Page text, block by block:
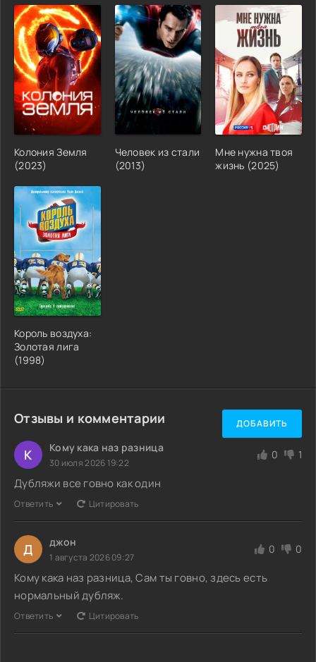
Колония Земля
(2023)
Человек из стали
(2013)
Мне нужна твоя
жизнь (2025)
Король воздуха:
Золотая лига
(1998)
Отзывы и комментарии ДОБАВИТЬ
К Кому кака наз разница
30 июля 2026 19:22
0 1
Дубляжи все говно как один
Ответить Цитировать
Д джон
1 августа 2026 09:27
0 0
Кому кака наз разница, Сам ты говно, здесь есть
нормальный дубляж.
Ответить Цитировать